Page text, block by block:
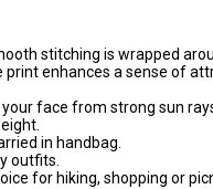
stitching is wrapped
enhances a sense of
face from strong sun
in handbag.
outfits.
for hiking, shopping or